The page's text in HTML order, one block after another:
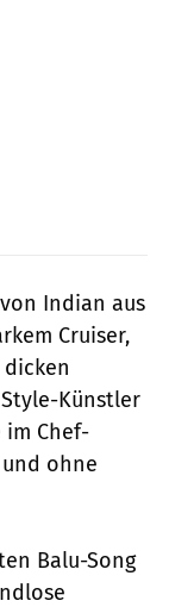
Indian aus
Cruiser,
Künstler
im Chef-
ohne
Balu-Song